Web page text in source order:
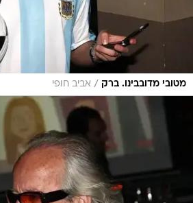
מטובי מדובבינו. ברק / אביב חופי